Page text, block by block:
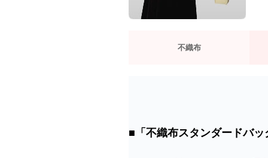
不織布
■「不織布スタンダードバ